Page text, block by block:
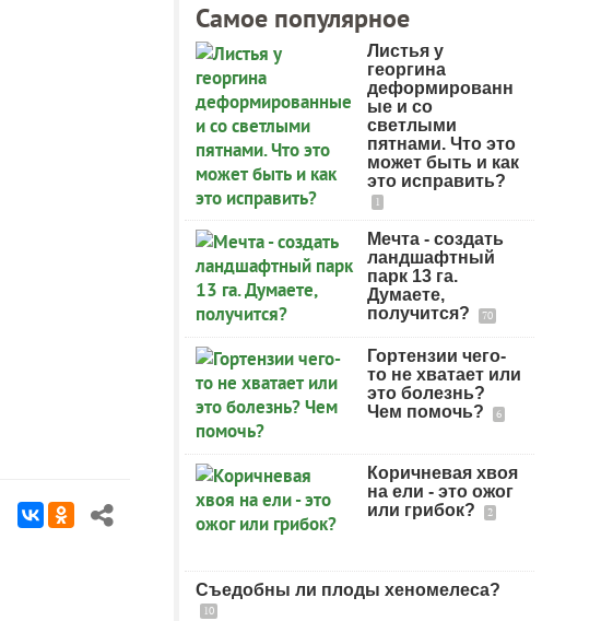
Самое популярное
Листья у
георгина
деформированн
ые и со
светлыми
пятнами. Что это
может быть и как
это исправить?
1
Мечта - создать
ландшафтный
парк 13 га.
Думаете,
получится?
70
Гортензии чего-
то не хватает или
это болезнь?
Чем помочь?
6
Коричневая хвоя
на ели - это ожог
или грибок?
2
Съедобны ли плоды хеномелеса?
10